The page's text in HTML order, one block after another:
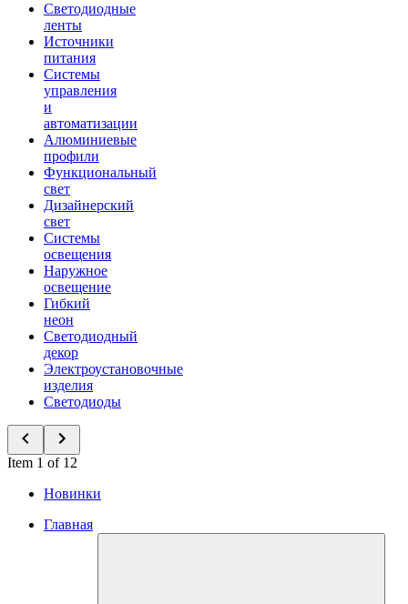
Светодиодные
ленты
Источники
питания
Системы
управления
и
автоматизации
Алюминиевые
профили
Функциональный
свет
Дизайнерский
свет
Системы
освещения
Наружное
освещение
Гибкий
неон
Светодиодный
декор
Электроустановочные
изделия
Светодиоды
Item 1 of 12
Новинки
Главная